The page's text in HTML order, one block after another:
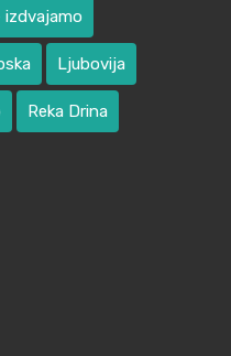
izdvajamo
Ljubovija
Reka Drina